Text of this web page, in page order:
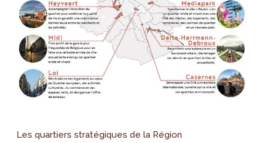
Les quartiers stratégiques de la Région